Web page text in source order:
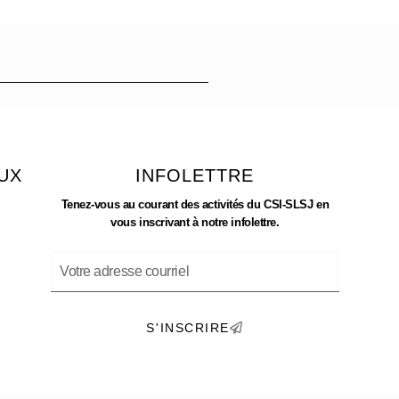
INFOLETTRE
Tenez-vous au courant des activités du CSI-SLSJ en
vous inscrivant à notre infolettre.
S'INSCRIRE